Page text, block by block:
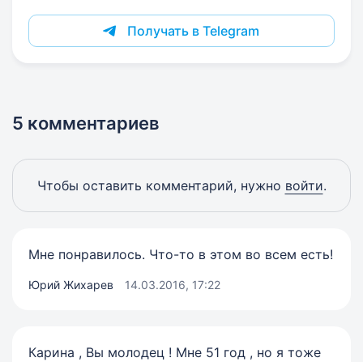
Получать в Telegram
5 комментариев
Чтобы оставить комментарий, нужно войти.
Мне понравилось. Что-то в этом во всем есть!
Юрий Жихарев 14.03.2016, 17:22
Карина , Вы молодец ! Мне 51 год , но я тоже